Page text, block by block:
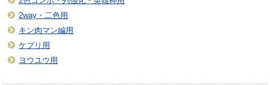
2way・二色用
キン肉マン編用
ケプリ用
ヨウユウ用